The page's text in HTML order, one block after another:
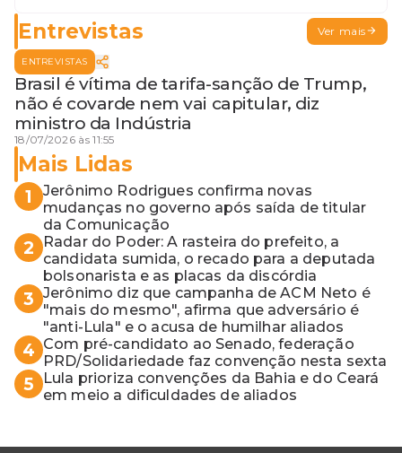
Entrevistas Ver mais
ENTREVISTAS
Brasil é vítima de tarifa-sanção de Trump,
não é covarde nem vai capitular, diz
ministro da Indústria
18/07/2026 às 11:55
Mais Lidas
1
Jerônimo Rodrigues confirma novas
mudanças no governo após saída de titular
da Comunicação
2
Radar do Poder: A rasteira do prefeito, a
candidata sumida, o recado para a deputada
bolsonarista e as placas da discórdia
3 Jerônimo diz que campanha de ACM Neto é
"mais do mesmo", afirma que adversário é
"anti-Lula" e o acusa de humilhar aliados
4 Com pré-candidato ao Senado, federação
PRD/Solidariedade faz convenção nesta sexta
5
Lula prioriza convenções da Bahia e do Ceará
em meio a dificuldades de aliados